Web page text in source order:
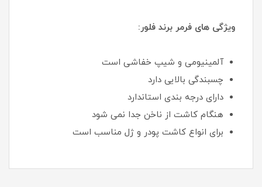
ویژگی های فرمر برند فلور:
آلمینیومی و شیپ خفاشی است
چسبندگی بالایی دارد
دارای درجه بندی استاندارد
هنگام کاشت از ناخن جدا نمی شود
برای انواع کاشت پودر و ژل مناسب است